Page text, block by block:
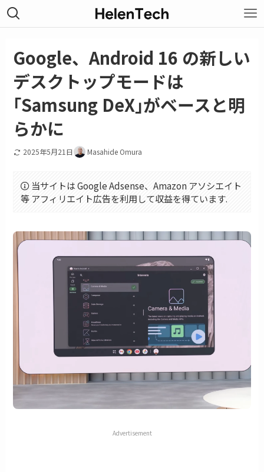
Google、Android 16 の新しい
デスクトップモードは
｢Samsung DeX｣がベースと明
らかに
2025年5月21日 Masahide Omura
当サイトは Google Adsense、Amazon アソシエイト
等 アフィリエイト広告を利用して収益を得ています.
Advertisement